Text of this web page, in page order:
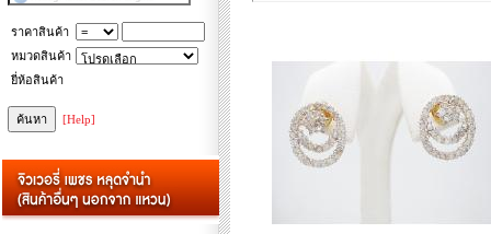
ราคาสินค้า
หมวดสินค้า
ยี่ห้อสินค้า
[Help]